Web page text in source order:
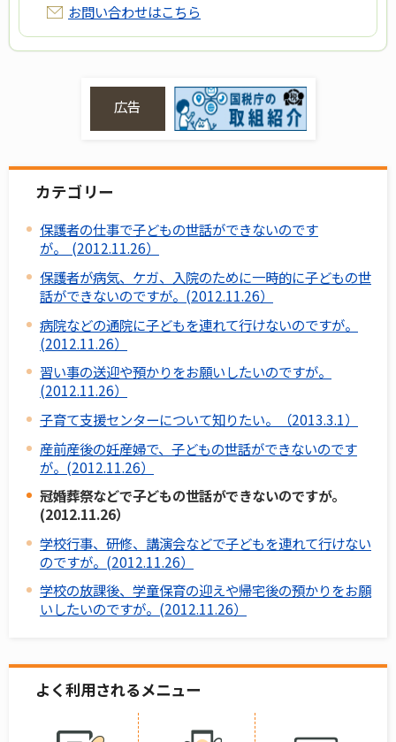
お問い合わせはこちら
広告
カテゴリー
保護者の仕事で子どもの世話ができないのです
が。 (2012.11.26）
保護者が病気、ケガ、入院のために一時的に子どもの世
話ができないのですが。(2012.11.26）
病院などの通院に子どもを連れて行けないのですが。
(2012.11.26）
習い事の送迎や預かりをお願いしたいのですが。
(2012.11.26）
子育て支援センターについて知りたい。（2013.3.1）
産前産後の妊産婦で、子どもの世話ができないのです
が。(2012.11.26）
冠婚葬祭などで子どもの世話ができないのですが。
(2012.11.26）
学校行事、研修、講演会などで子どもを連れて行けない
のですが。(2012.11.26）
学校の放課後、学童保育の迎えや帰宅後の預かりをお願
いしたいのですが。(2012.11.26）
よく利用されるメニュー